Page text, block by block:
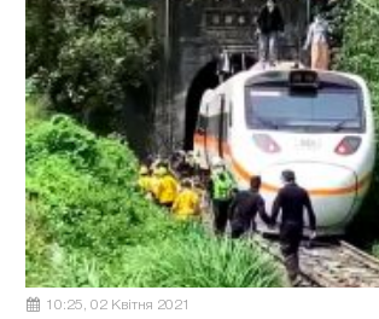
10:25, 02 Квітня 2021